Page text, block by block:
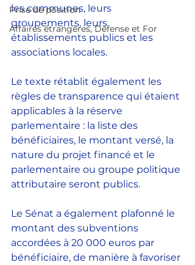
Prise de position
Affaires étrangères, Défense et For
les communes, leurs
groupements, leurs
établissements publics et les
associations locales.
Le texte rétablit également les
règles de transparence qui étaient
applicables à la réserve
parlementaire : la liste des
bénéficiaires, le montant versé, la
nature du projet financé et le
parlementaire ou groupe politique
attributaire seront publics.
Le Sénat a également plafonné le
montant des subventions
accordées à 20 000 euros par
bénéficiaire, de manière à favoriser